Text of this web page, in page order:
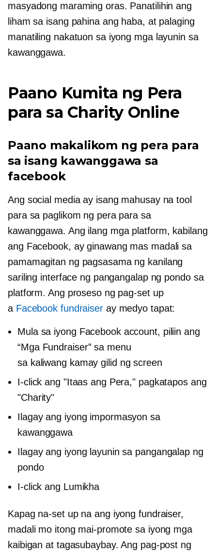
masyadong maraming oras. Panatilihin ang
liham sa isang pahina ang haba, at palaging
manatiling nakatuon sa iyong mga layunin sa
kawanggawa.
Paano Kumita ng Pera
para sa Charity Online
Paano makalikom ng pera para
sa isang kawanggawa sa
facebook
Ang social media ay isang mahusay na tool
para sa paglikom ng pera para sa
kawanggawa. Ang ilang mga platform, kabilang
ang Facebook, ay ginawang mas madali sa
pamamagitan ng pagsasama ng kanilang
sariling interface ng pangangalap ng pondo sa
platform. Ang proseso ng pag-set up
a Facebook fundraiseray medyo tapat:
Mula sa iyong Facebook account, piliin ang
“Mga Fundraiser” sa menu
sa kaliwang kamay gilid ng screen
I-click ang "Itaas ang Pera," pagkatapos ang
"Charity"
Ilagay ang iyong impormasyon sa
kawanggawa
Ilagay ang iyong layunin sa pangangalap ng
pondo
I-click ang Lumikha
Kapag na-set up na ang iyong fundraiser,
madali mo itong mai-promote sa iyong mga
kaibigan at tagasubaybay. Ang pag-post ng